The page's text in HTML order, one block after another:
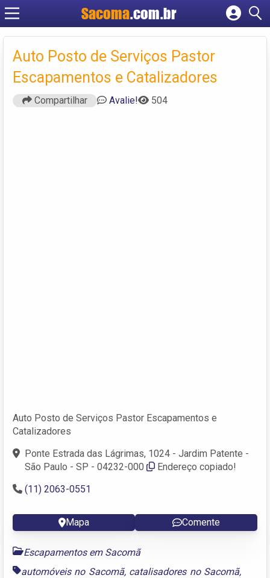
Sacoma.com.br
Cadastrar empresa
Criar conta
Auto Posto de Serviços Pastor
Escapamentos e Catalizadores
Compartilhar Avalie! 504
Auto Posto de Serviços Pastor Escapamentos e
Catalizadores
Ponte Estrada das Lágrimas, 1024 - Jardim Patente -
São Paulo - SP - 04232-000
Endereço copiado!
(11) 2063-0551
Mapa Comente
Escapamentos em Sacomã
automóveis no Sacomã, catalisadores no Sacomã,